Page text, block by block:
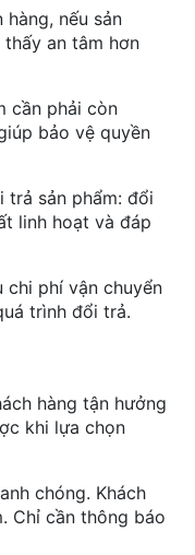
nếu sản
an tâm hơn
cần phải còn
bảo vệ quyền
trả sản phẩm: đổi
linh hoạt và đáp
chi phí vận chuyển
trình đổi trả.
hàng tận hưởng
khi lựa chọn
chóng. Khách
Chỉ cần thông báo